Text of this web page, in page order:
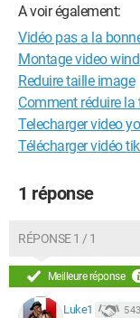
A voir également:
Vidéo pas a la
Montage video
Reduire taille image
Comment réduire
Telecharger video
Télécharger vidéo
1 réponse
RÉPONSE 1 / 1
Meilleure réponse
Luke1 5